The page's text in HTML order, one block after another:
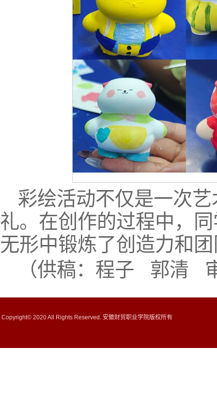
彩绘活动不仅是一次
礼。在创作的过程中，
无形中锻炼了创造力和
（供稿：程子 郭清
Copyright© 2020 All Rights Reserved. 安徽财贸职业学院版权所有